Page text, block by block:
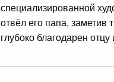
специализированной
отвёл его папа,
глубоко благодарен